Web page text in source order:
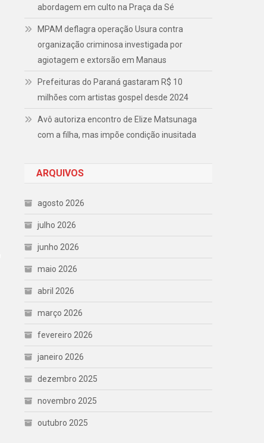
abordagem em culto na Praça da Sé
MPAM deflagra operação Usura contra
organização criminosa investigada por
agiotagem e extorsão em Manaus
Prefeituras do Paraná gastaram R$ 10
milhões com artistas gospel desde 2024
Avô autoriza encontro de Elize Matsunaga
com a filha, mas impõe condição inusitada
ARQUIVOS
agosto 2026
julho 2026
junho 2026
maio 2026
abril 2026
março 2026
fevereiro 2026
janeiro 2026
dezembro 2025
novembro 2025
outubro 2025